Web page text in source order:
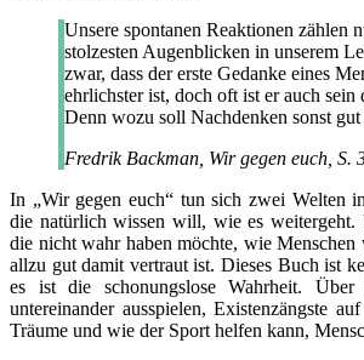
Unsere spontanen Reaktionen zählen
stolzesten Augenblicken in unserem
zwar, dass der erste Gedanke eines
ehrlichster ist, doch oft ist er auch sein
Denn wozu soll Nachdenken sonst gut
Fredrik Backman, Wir gegen euch, S.
In „Wir gegen euch“ tun sich zwei Welten
die natürlich wissen will, wie es weitergeht.
die nicht wahr haben möchte, wie
allzu gut damit vertraut ist. Dieses Buch ist
es ist die schonungslose Wahrheit.
untereinander ausspielen, Existenzängste
Träume und wie der Sport helfen kann,